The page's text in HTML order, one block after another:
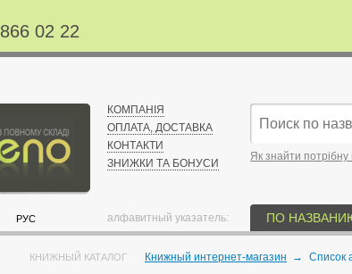
866 02 22
РУС
КОМПАНІЯ
ОПЛАТА, ДОСТАВКА
КОНТАКТИ
ЗНИЖКИ ТА БОНУСИ
Як знайти потрібну
алфавитный указатель: ПО
КНИЖНЫЙ КАТАЛОГ Книжный интернет-магазин → Список